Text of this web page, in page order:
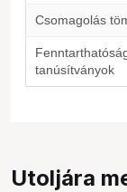
Csomagolás
tanúsítványok
Utoljára